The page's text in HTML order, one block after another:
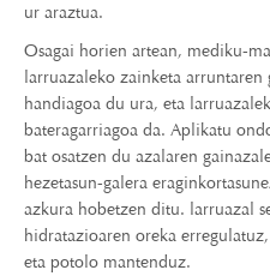
ur araztua.
Osagai horien artean, mediku-
larruazaleko zainketa arruntaren
handiagoa du ura, eta
bateragarriagoa da. Aplikatu
bat osatzen du azalaren
hezetasun-galera
azkura hobetzen ditu. larruazal
hidratazioaren oreka
eta potolo mantenduz.